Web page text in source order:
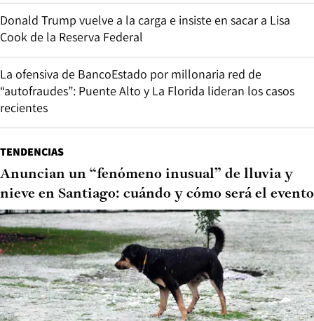
Donald Trump vuelve a la carga e insiste en sacar a Lisa
Cook de la Reserva Federal
La ofensiva de BancoEstado por millonaria red de
“autofraudes”: Puente Alto y La Florida lideran los casos
recientes
TENDENCIAS
Anuncian un “fenómeno inusual” de lluvia y
nieve en Santiago: cuándo y cómo será el evento